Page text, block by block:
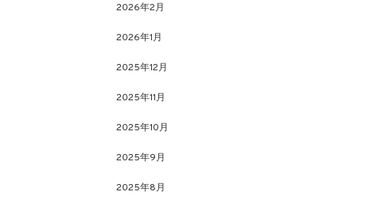
2026年2月
2026年1月
2025年12月
2025年11月
2025年10月
2025年9月
2025年8月